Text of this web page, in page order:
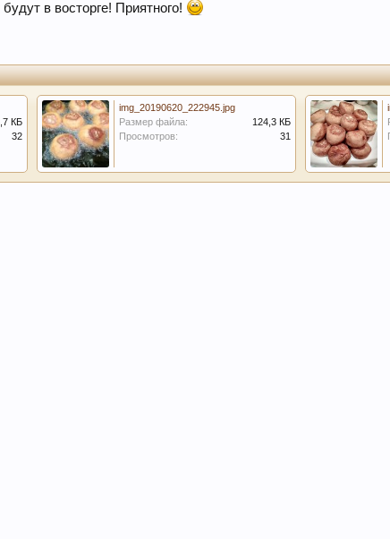
в восторге! Приятного!
КБ
32
img_20190620_222945.jpg
Размер файла:
124,3 КБ
Просмотров:
31